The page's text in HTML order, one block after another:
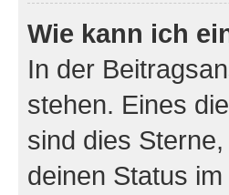
Wie kann ich
In der
stehen. Eines
sind dies
deinen Status